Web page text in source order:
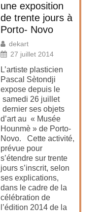
une exposition
de trente jours à
Porto- Novo
dekart
27 juillet 2014
L’artiste plasticien
Pascal Sètondji
expose depuis le
samedi 26 juillet
dernier ses objets
d’art au « Musée
Hounmè » de Porto-
Novo. Cette activité,
prévue pour
s’étendre sur trente
jours s’inscrit, selon
ses explications,
dans le cadre de la
célébration de
l’édition 2014 de la